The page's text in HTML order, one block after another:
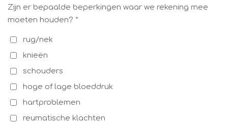
Zijn er bepaalde beperkingen waar we rekening mee
moeten houden? *
rug/nek
knieën
schouders
hoge of lage bloeddruk
hartproblemen
reumatische klachten